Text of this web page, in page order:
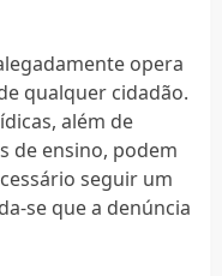
opera
qualquer cidadão.
além de
de ensino, podem
seguir um
se que a denúncia